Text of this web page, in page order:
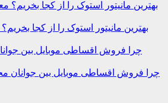
بهترین مانیتور استوک را از کجا
چرا فروش اقساطی موبایل بین